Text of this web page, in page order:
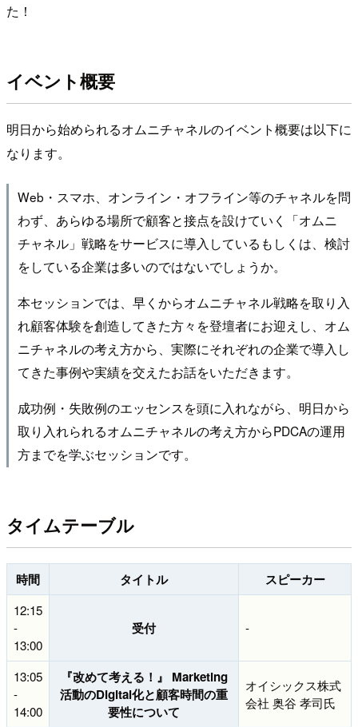
た！
イベント概要
明日から始められるオムニチャネルのイベント概要は以下に
なります。
Web・スマホ、オンライン・オフライン等のチャネルを問
わず、あらゆる場所で顧客と接点を設けていく「オムニ
チャネル」戦略をサービスに導入しているもしくは、検討
をしている企業は多いのではないでしょうか。
本セッションでは、早くからオムニチャネル戦略を取り入
れ顧客体験を創造してきた方々を登壇者にお迎えし、オム
ニチャネルの考え方から、実際にそれぞれの企業で導入し
てきた事例や実績を交えたお話をいただきます。
成功例・失敗例のエッセンスを頭に入れながら、明日から
取り入れられるオムニチャネルの考え方からPDCAの運用
方までを学ぶセッションです。
タイムテーブル
時間 タイトル スピーカー
12:15
-
13:00
受付 -
13:05
-
14:00
『改めて考える！』 Marketing
活動のDigital化と顧客時間の重
要性について
オイシックス株式
会社 奥谷 孝司氏